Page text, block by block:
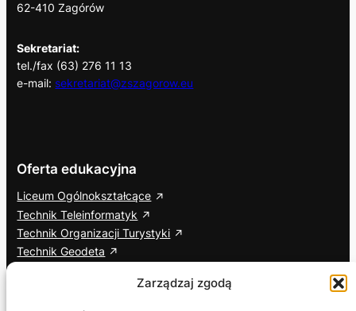
Zarządzaj zgodą
62-410 Zagórów
Sekretariat:
tel./fax (63) 276 11 13
e-mail: sekretariat@zszagorow.eu
Oferta edukacyjna
Liceum Ogólnokształcące
Technik Teleinformatyk
Technik Organizacji Turystyki
Technik Geodeta
Cisco Networking Academy